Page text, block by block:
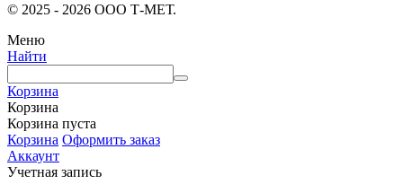
© 2025 - 2026 ООО Т-МЕТ.
Меню
Найти
Корзина
Корзина
Корзина пуста
Корзина Оформить заказ
Аккаунт
Учетная запись